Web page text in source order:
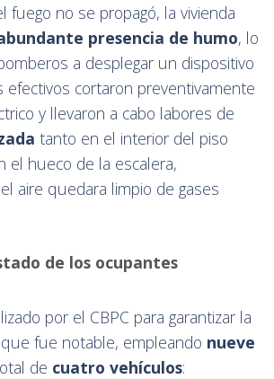
fuego no se propagó, la vivienda
presencia de humo, lo
a desplegar un dispositivo
efectivos cortaron preventivamente
y llevaron a cabo labores de
tanto en el interior del piso
el hueco de la escalera,
aire quedara limpio de gases
de los ocupantes
por el CBPC para garantizar la
fue notable, empleando nueve
de cuatro vehículos: